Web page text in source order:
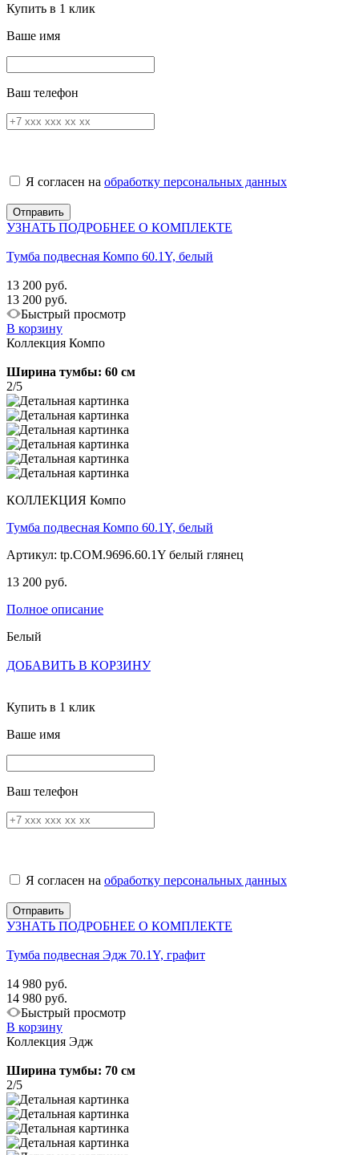
Купить в 1 клик
Ваше имя
Ваш телефон
Я согласен на обработку персональных данных
УЗНАТЬ ПОДРОБНЕЕ О КОМПЛЕКТЕ
Тумба подвесная Компо 60.1Y, белый
13 200 руб.
13 200 руб.
Быстрый просмотр
В корзину
Коллекция Компо
Ширина тумбы: 60 см
2/5
КОЛЛЕКЦИЯ Компо
Тумба подвесная Компо 60.1Y, белый
Артикул: tp.COM.9696.60.1Y белый глянец
13 200 руб.
Полное описание
Белый
ДОБАВИТЬ В КОРЗИНУ
Купить в 1 клик
Ваше имя
Ваш телефон
Я согласен на обработку персональных данных
УЗНАТЬ ПОДРОБНЕЕ О КОМПЛЕКТЕ
Тумба подвесная Эдж 70.1Y, графит
14 980 руб.
14 980 руб.
Быстрый просмотр
В корзину
Коллекция Эдж
Ширина тумбы: 70 см
2/5